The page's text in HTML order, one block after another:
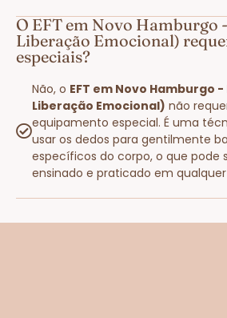
O EFT em Novo Hamburgo
Liberação Emocional)
especiais?
Não, o EFT em Novo Hamburgo -
Liberação Emocional) não
equipamento especial. É uma
usar os dedos para gentilmente
específicos do corpo, o que pode
ensinado e praticado em